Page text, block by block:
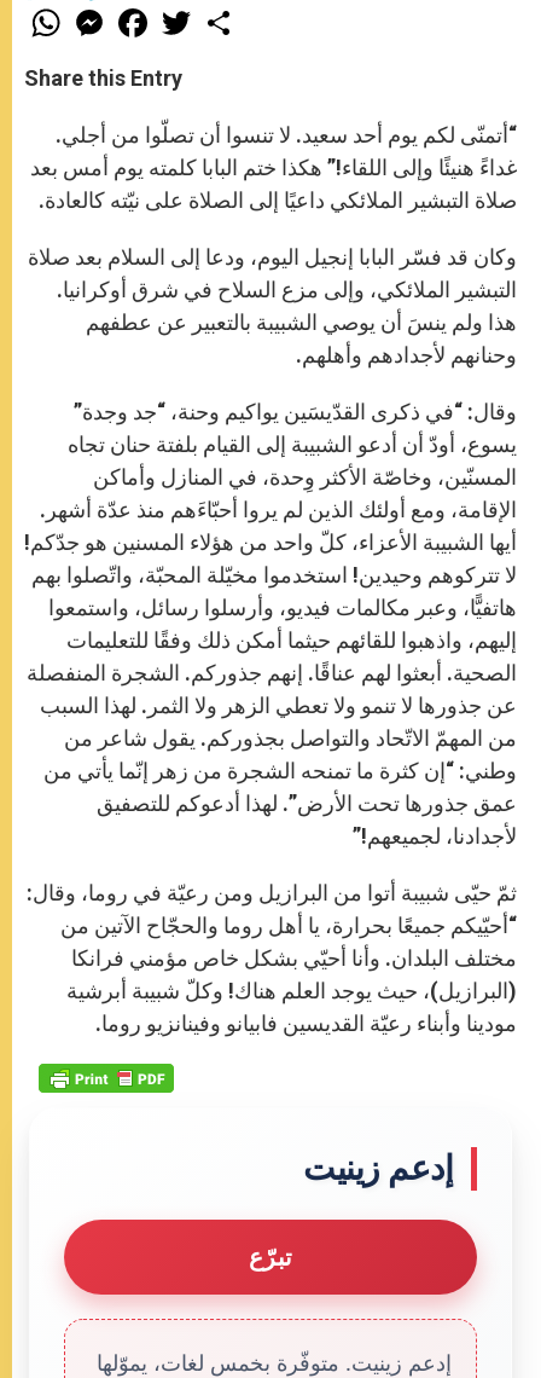
W
h
t
s
p
M
e
s
e
g
e
r
F
a
e
b
o
k
w
Share this Entry
“أتمنّى لكم يوم أحد سعيد. لا تنسوا أن تصلّوا من أجلي.
غداءً هنيئًا وإلى اللقاء!” هكذا ختم البابا كلمته يوم أمس بعد
صلاة التبشير الملائكي داعيًا إلى الصلاة على نيّته كالعادة.
وكان قد فسّر البابا إنجيل اليوم، ودعا إلى السلام بعد صلاة
التبشير الملائكي، وإلى مزع السلاح في شرق أوكرانيا.
هذا ولم ينسَ أن يوصي الشبيبة بالتعبير عن عطفهم
وحنانهم لأجدادهم وأهلهم.
وقال: “في ذكرى القدّيسَين يواكيم وحنة، “جد وجدة”
يسوع، أودّ أن أدعو الشبيبة إلى القيام بلفتة حنان تجاه
المسنّين، وخاصّة الأكثر وِحدة، في المنازل وأماكن
الإقامة، ومع أولئك الذين لم يروا أحبّاءَهم منذ عدّة أشهر.
أيها الشبيبة الأعزاء، كلّ واحد من هؤلاء المسنين هو جدّكم!
لا تتركوهم وحيدين! استخدموا مخيّلة المحبّة، واتّصلوا بهم
هاتفيًّا، وعبر مكالمات فيديو، وأرسلوا رسائل، واستمعوا
إليهم، واذهبوا للقائهم حيثما أمكن ذلك وفقًا للتعليمات
الصحية. أبعثوا لهم عناقًا. إنهم جذوركم. الشجرة المنفصلة
عن جذورها لا تنمو ولا تعطي الزهر ولا الثمر. لهذا السبب
من المهمّ الاتّحاد والتواصل بجذوركم. يقول شاعر من
وطني: “إن كثرة ما تمنحه الشجرة من زهر إنّما يأتي من
عمق جذورها تحت الأرض”. لهذا أدعوكم للتصفيق
لأجدادنا، لجميعهم!”
ثمّ حيّى شبيبة أتوا من البرازيل ومن رعيّة في روما، وقال:
“أحيّيكم جميعًا بحرارة، يا أهل روما والحجّاح الآتين من
مختلف البلدان. وأنا أحيّي بشكل خاص مؤمني فرانكا
(البرازيل)، حيث يوجد العلم هناك! وكلّ شبيبة أبرشية
مودينا وأبناء رعيّة القديسين فابيانو وفينانزيو روما.
إدعم زينيت
تبرّع
إدعم زينيت. متوفّرة بخمس لغات، يموّلها